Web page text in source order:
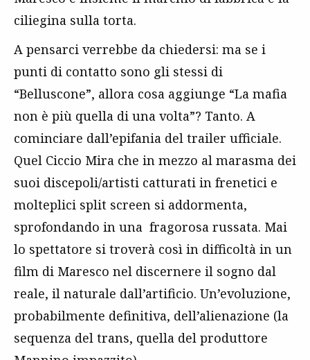
ciliegina sulla torta.
A pensarci verrebbe da chiedersi: ma se i
punti di contatto sono gli stessi di
“Belluscone”, allora cosa aggiunge “La mafia
non è più quella di una volta”? Tanto. A
cominciare dall’epifania del trailer ufficiale.
Quel Ciccio Mira che in mezzo al marasma dei
suoi discepoli/artisti catturati in frenetici e
molteplici split screen si addormenta,
sprofondando in una fragorosa russata. Mai
lo spettatore si troverà così in difficoltà in un
film di Maresco nel discernere il sogno dal
reale, il naturale dall’artificio. Un’evoluzione,
probabilmente definitiva, dell’alienazione (la
sequenza del trans, quella del produttore